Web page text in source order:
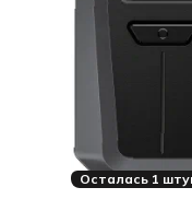
Осталась 1